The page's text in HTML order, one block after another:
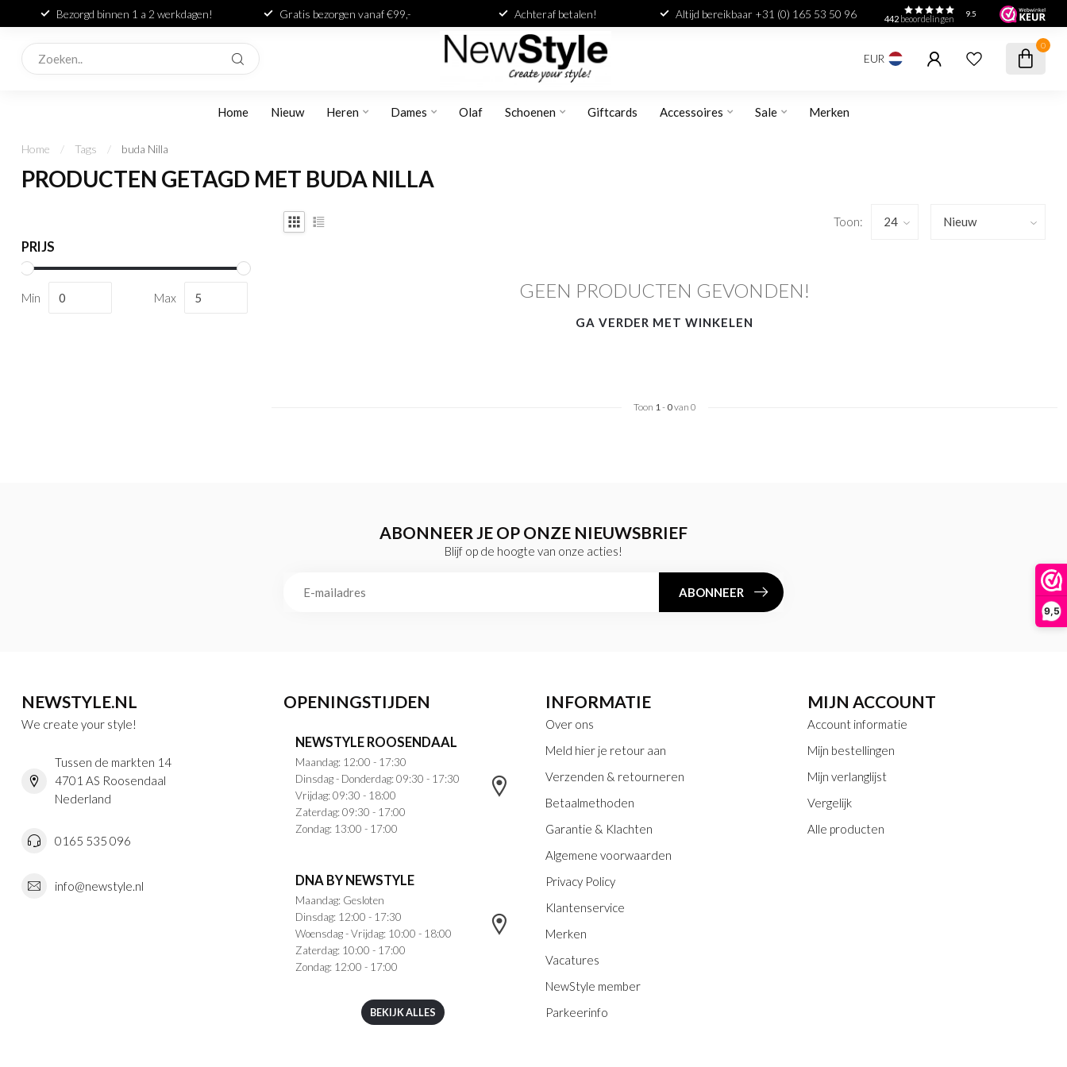
9,5
Bezorgd binnen 1 a 2 werkdagen! Gratis bezorgen vanaf €99,- Achteraf betalen! Altijd bereikbaar +31 (0) 165 53 50 96 442beoordelingen
9.5
EUR
0
Home Nieuw Heren Dames Olaf Schoenen Giftcards Accessoires Sale Merken
Home / Tags / buda Nilla
PRODUCTEN GETAGD MET BUDA NILLA
PRIJS
Min Max
Toon:
GEEN PRODUCTEN GEVONDEN!
GA VERDER MET WINKELEN
Toon 1- 0van 0
ABONNEER JE OP ONZE NIEUWSBRIEF
Blijf op de hoogte van onze acties!
ABONNEER
NEWSTYLE.NL
We create your style!
Tussen de markten 14
4701 AS Roosendaal
Nederland
0165 535 096
info@newstyle.nl
OPENINGSTIJDEN
NEWSTYLE ROOSENDAAL
Maandag: 12:00 - 17:30
Dinsdag - Donderdag: 09:30 - 17:30
Vrijdag: 09:30 - 18:00
Zaterdag: 09:30 - 17:00
Zondag: 13:00 - 17:00
DNA BY NEWSTYLE
Maandag: Gesloten
Dinsdag: 12:00 - 17:30
Woensdag - Vrijdag: 10:00 - 18:00
Zaterdag: 10:00 - 17:00
Zondag: 12:00 - 17:00
BEKIJK ALLES
INFORMATIE
Over ons
Meld hier je retour aan
Verzenden & retourneren
Betaalmethoden
Garantie & Klachten
Algemene voorwaarden
Privacy Policy
Klantenservice
Merken
Vacatures
NewStyle member
Parkeerinfo
MIJN ACCOUNT
Account informatie
Mijn bestellingen
Mijn verlanglijst
Vergelijk
Alle producten